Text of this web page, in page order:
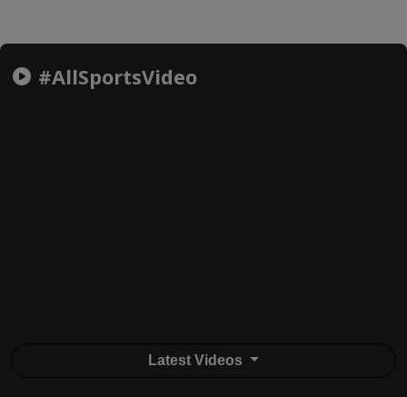
#AllSportsVideo
Latest Videos